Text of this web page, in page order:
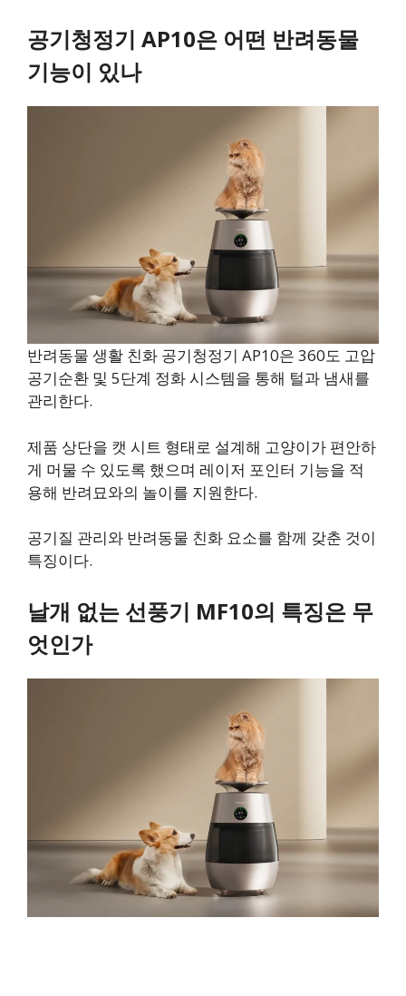
공기청정기 AP10은 어떤 반려동물
기능이 있나
반려동물 생활 친화 공기청정기 AP10은 360도 고압
공기순환 및 5단계 정화 시스템을 통해 털과 냄새를
관리한다.
제품 상단을 캣 시트 형태로 설계해 고양이가 편안하
게 머물 수 있도록 했으며 레이저 포인터 기능을 적
용해 반려묘와의 놀이를 지원한다.
공기질 관리와 반려동물 친화 요소를 함께 갖춘 것이
특징이다.
날개 없는 선풍기 MF10의 특징은 무
엇인가